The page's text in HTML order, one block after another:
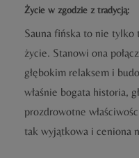
Życie w zgodzie z tradycją:
Sauna fińska to nie tylko
życie. Stanowi ona
głębokim relaksem i
właśnie bogata historia,
prozdrowotne
tak wyjątkowa i ceniona